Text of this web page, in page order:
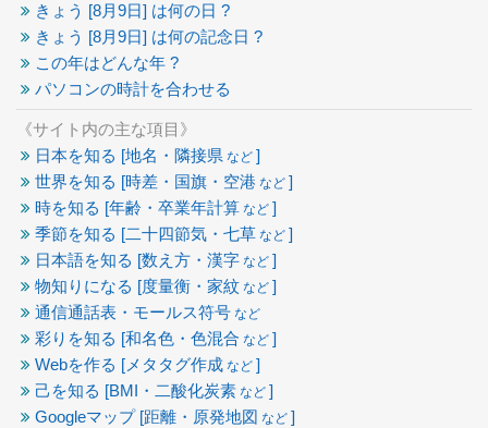
きょう [8月9日] は何の日 ?
きょう [8月9日] は何の記念日 ?
この年はどんな年 ?
パソコンの時計を合わせる
《サイト内の主な項目》
日本を知る [地名・隣接県 など ]
世界を知る [時差・国旗・空港 など ]
時を知る [年齢・卒業年計算 など ]
季節を知る [二十四節気・七草 など ]
日本語を知る [数え方・漢字 など ]
物知りになる [度量衡・家紋 など ]
通信通話表・モールス符号 など
彩りを知る [和名色・色混合 など ]
Webを作る [メタタグ作成 など ]
己を知る [BMI・二酸化炭素 など ]
Googleマップ [距離・原発地図 など ]